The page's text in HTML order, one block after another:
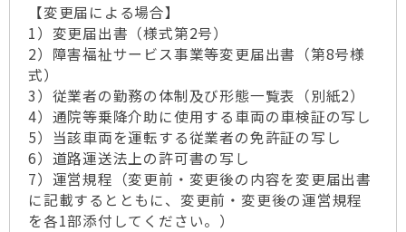
【変更届による場合】
1）変更届出書（様式第2号）
2）障害福祉サービス事業等変更届出書（第8号様
式）
3）従業者の勤務の体制及び形態一覧表（別紙2）
4）通院等乗降介助に使用する車両の車検証の写し
5）当該車両を運転する従業者の免許証の写し
6）道路運送法上の許可書の写し
7）運営規程（変更前・変更後の内容を変更届出書
に記載するとともに、変更前・変更後の運営規程
を各1部添付してください。）